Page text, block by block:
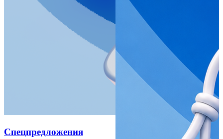
Спецпредложения